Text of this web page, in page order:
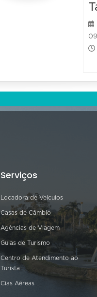
Serviços
Locadora de Veículos
Casas de Câmbio
Agências de Viagem
Guias de Turismo
Centro de Atendimento ao
Turista
Cias Aéreas